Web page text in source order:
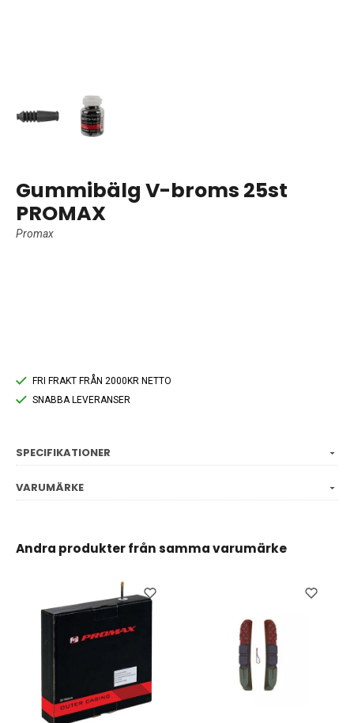
Gummibälg V-broms 25st
PROMAX
Promax
FRI FRAKT FRÅN 2000KR NETTO
SNABBA LEVERANSER
SPECIFIKATIONER
VARUMÄRKE
Andra produkter från samma varumärke